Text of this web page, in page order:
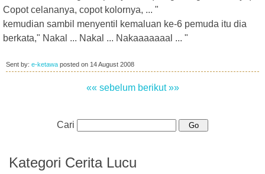
Copot celananya, copot kolornya, ... "
kemudian sambil menyentil kemaluan ke-6 pemuda itu dia
berkata," Nakal ... Nakal ... Nakaaaaaaal ... "
Sent by: e-ketawa posted on 14 August 2008
«« sebelum berikut »»
Cari
Kategori Cerita Lucu